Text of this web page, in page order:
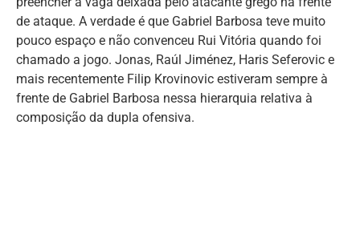
de ataque. A verdade é que Gabriel Barbosa teve muito
pouco espaço e não convenceu Rui Vitória quando foi
chamado a jogo. Jonas, Raúl Jiménez, Haris Seferovic e
mais recentemente Filip Krovinovic estiveram sempre à
frente de Gabriel Barbosa nessa hierarquia relativa à
composição da dupla ofensiva.